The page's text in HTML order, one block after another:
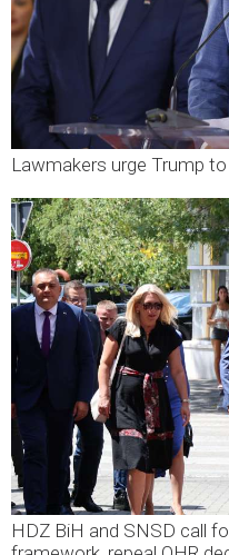
Lawmakers urge Trump
HDZ BiH and SNSD call